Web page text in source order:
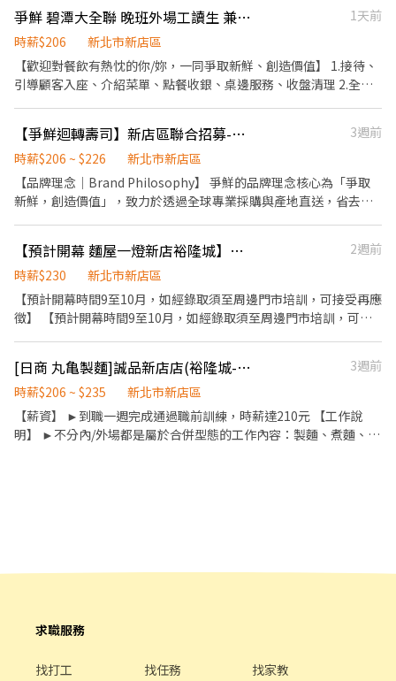
時請於主管確認排班時間） 【薪資福利】 1. 提供員工餐。 2. 國定假
日雙倍薪。 3. 提供優秀同仁績效獎金。 4. 久任獎金 5. 生日禮卷 6.
滿年資享特休假 7. 依考核晉升（最高調薪45元/時） 8. 勞保/健保/勞
退 9. 福委會福利補助 ★★多項福利歡迎您加入我們★★ 總是提供好
爭鮮 碧潭大全聯 晚班外場工讀生 兼職打工 假日可上班
1天前
時薪$206
新北市新店區
【歡迎對餐飲有熱忱的你/妳，一同爭取新鮮、創造價值】 1.接待、
引導顧客入座、介紹菜單、點餐收銀、桌邊服務、收盤清理 2.全方
【爭鮮迴轉壽司】新店區聯合招募-早/晚班兼職同仁
3週前
時薪$206 ~ $226
新北市新店區
【品牌理念｜Brand Philosophy】 爭鮮的品牌理念核心為「爭取
新鮮，創造價值」，致力於透過全球專業採購與產地直送，省去不
得】 ■ 完整培訓制度（無經驗可） ■ 清楚透明的升遷制度 ■ 日本
品牌專業服務文化 【工作內容｜Job Responsibilities】 外場： ■
帶位、餐點介紹、送餐、收桌 ■ 協助打包外帶、外送餐點 內場：
■ 餐點製作：生魚片、壽司、軍艦、手捲 ■ 基本環境整理、維持環
另有： ■ 每月門市考核優良獎金 【勤務時間｜Working Hours】
■ 每日工作 每日4~8小時 09:00~18:00 10:00~20:00 12:00~22:00
日出勤給予倍薪） 【完善培訓制度｜Training Program】 ■ 新人
培訓課程 ■ 壽司專業知識課程 ■ 顧客服務應對技巧 【職涯發展｜
公司培訓 ■ 親切有笑容，具相關工作經驗尤佳 新北市新店區聯合招
1樓 胡店經理 大坪林店 02 2911 2055 新北市新店區復興里民權路42
環河路22號B1 余店經理
【預計開幕 麵屋一燈新店裕隆城】時薪230元＋排班獎勵金最高3,000元｜阿爾法
2週前
時薪$230
新北市新店區
【預計開幕時間9至10月，如經錄取須至周邊門市培訓，可接受再應
徵】 【預計開幕時間9至10月，如經錄取須至周邊門市培訓，可接
主，即應徵店鋪與錄取店鋪可能存在差異】 【上班地點按居住地，
以及主管面談協商後為主，即應徵店鋪與錄取店鋪可能存在差異】
【上班地點按居住地，以及主管面談協商後為主，即應徵店鋪與錄
取店鋪可能存在差異】 ☆☆☆阿爾法戰隊熱血招募中！☆☆☆ ★★
北中南全面展店，上半年狂開 13 家、下個月再衝 20 家！★★ ◎◎
給你，好好休息也是我們在乎的事。 【你會做什麼？】 ◆ 外場－餐
理客人意見與反應 5. 主管交辦事項 ◆ 內場－餐廚助手 基本工作：
料協助（雞湯桑品牌） 協助出餐（需操作切肉機及刀具） 洗碗、清
[日商 丸亀製麵]誠品新店店(裕隆城-059)長期兼職夥伴/廚助/工讀生
3週前
時薪$206 ~ $235
新北市新店區
【薪資】 ►到職一週完成通過職前訓練，時薪達210元 【工作說
明】 ►不分內/外場都是屬於合併型態的工作內容：製麵、煮麵、製
求職服務
找打工 找任務 找家教